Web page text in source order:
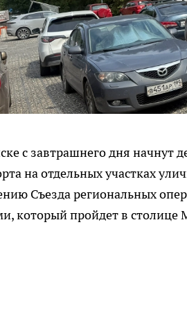
с завтрашнего дня начнут
на отдельных участках
Съезда региональных
который пройдет в столице